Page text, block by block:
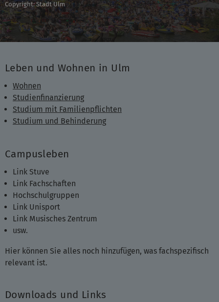
Copyright: Stadt Ulm
Leben und Wohnen in Ulm
Wohnen
Studienfinanzierung
Studium mit Familienpflichten
Studium und Behinderung
Campusleben
Link Stuve
Link Fachschaften
Hochschulgruppen
Link Unisport
Link Musisches Zentrum
usw.
Hier können Sie alles noch hinzufügen, was fachspezifisch
relevant ist.
Downloads und Links